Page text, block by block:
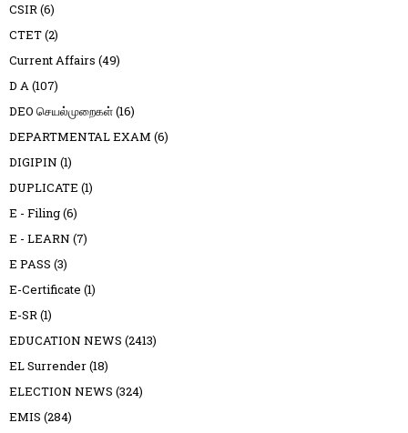
CSIR(6)
CTET(2)
Current Affairs (49)
D A(107)
DEO செயல்முறைகள்(16)
DEPARTMENTAL EXAM (6)
DIGIPIN (1)
DUPLICATE (1)
E - Filing(6)
E - LEARN (7)
E PASS (3)
E-Certificate (1)
E-SR(1)
EDUCATION NEWS (2413)
EL Surrender(18)
ELECTION NEWS (324)
EMIS (284)